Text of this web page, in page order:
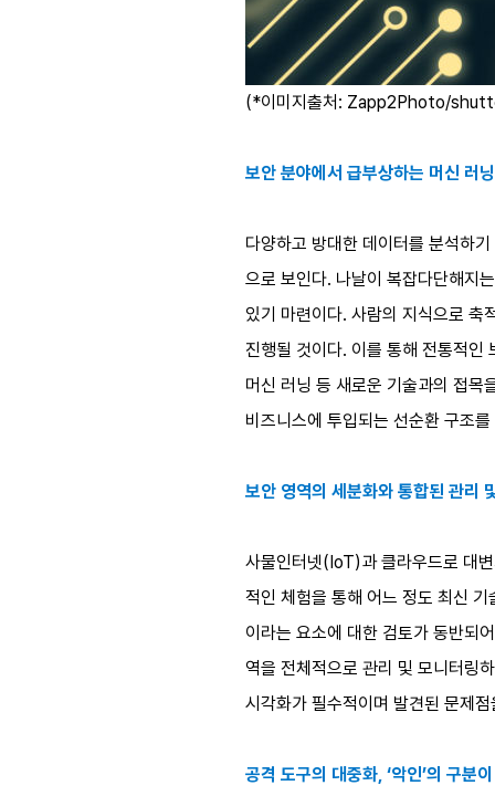
(*이미지출처: Zapp2Photo/
보안 분야에서 급부상하는 머신 러닝
다양하고 방대한 데이터를 분석하
으로 보인다. 나날이 복잡다단해지
있기 마련이다. 사람의 지식으로 축
진행될 것이다. 이를 통해 전통적인
머신 러닝 등 새로운 기술과의 접목
비즈니스에 투입되는 선순환 구조
보안 영역의 세분화와 통합된 관리
사물인터넷(IoT)과 클라우드로 대
적인 체험을 통해 어느 정도 최신
이라는 요소에 대한 검토가 동반되
역을 전체적으로 관리 및 모니터링
시각화가 필수적이며 발견된 문제
공격 도구의 대중화, ‘악인’의 구분